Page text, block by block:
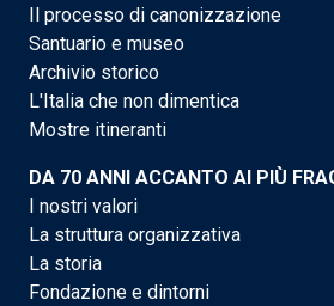
Il processo di canonizzazione
Santuario e museo
Archivio storico
L'Italia che non dimentica
Mostre itineranti
DA 70 ANNI ACCANTO AI PIÙ
I nostri valori
La struttura organizzativa
La storia
Fondazione e dintorni